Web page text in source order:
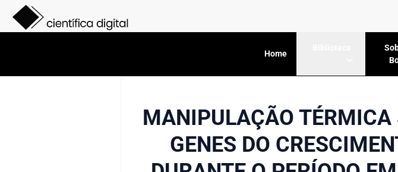
Home
MANIPULAÇÃO TÉRMICA
GENES DO